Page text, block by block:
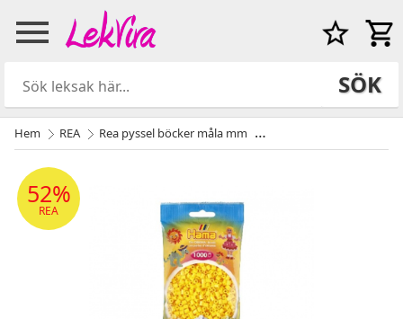
SÖK
Hem REA Rea pyssel böcker måla mm
52%
REA